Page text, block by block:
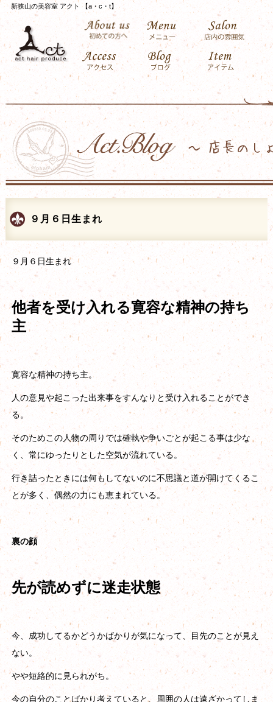
新狭山の美容室 アクト 【a・c・t】
９月６日生まれ
９月６日生まれ
他者を受け入れる寛容な精神の持ち
主
寛容な精神の持ち主。
人の意見や起こった出来事をすんなりと受け入れることができ
る。
そのためこの人物の周りでは確執や争いごとが起こる事は少な
く、常にゆったりとした空気が流れている。
行き詰ったときには何もしてないのに不思議と道が開けてくるこ
とが多く、偶然の力にも恵まれている。
裏の顔
先が読めずに迷走状態
今、成功してるかどうかばかりが気になって、目先のことが見え
ない。
やや短絡的に見られがち。
今の自分のことばかり考えていると、周囲の人は遠ざかってしま